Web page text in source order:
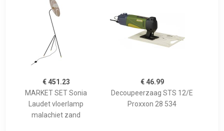
€ 451.23
MARKET SET Sonia
Laudet vloerlamp
malachiet zand
€ 46.99
Decoupeerzaag STS 12/E
Proxxon 28 534